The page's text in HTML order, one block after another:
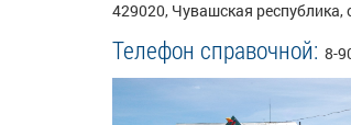
429020, Чувашская республика,
Телефон справочной: 8-